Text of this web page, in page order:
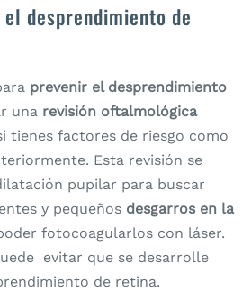
desprendimiento de
prevenir el desprendimiento
una revisión oftalmológica
tienes factores de riesgo como
Esta revisión se
pupilar para buscar
y pequeños desgarros en la
fotocoagularlos con láser.
evitar que se desarrolle
de retina.